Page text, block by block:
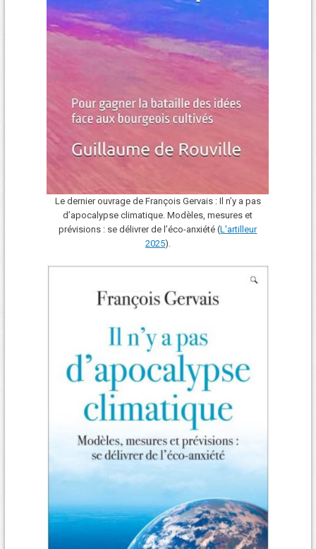
Le dernier ouvrage de François Gervais : Il n’y a pas
d’apocalypse climatique. Modèles, mesures et
prévisions : se délivrer de l’éco-anxiété (L'arti lleur
2025).